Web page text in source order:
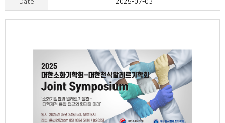
Date 2025-07-03